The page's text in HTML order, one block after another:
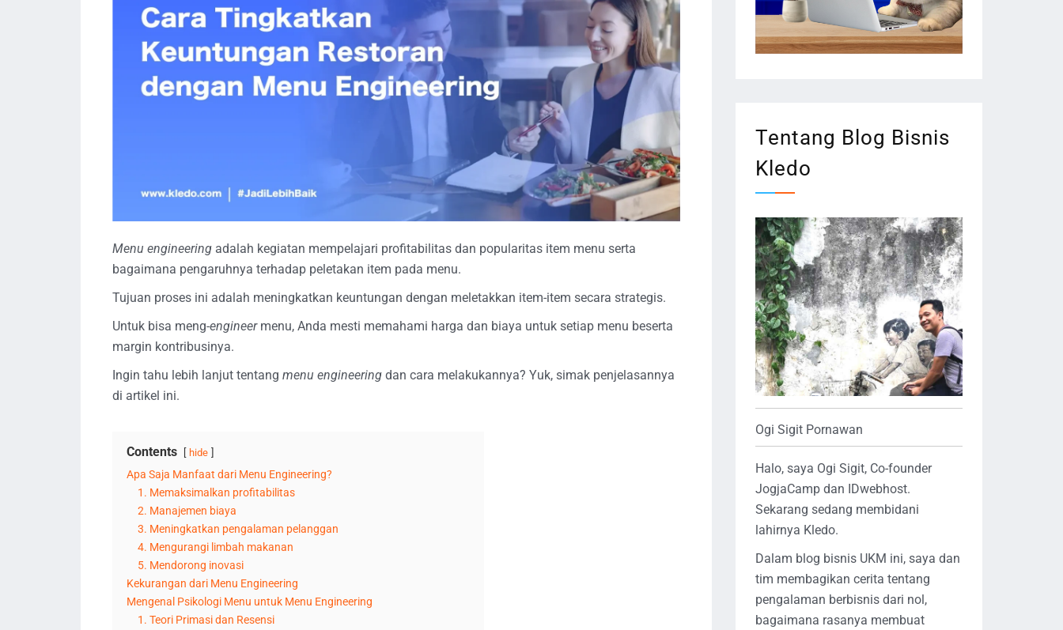
Menu engineering adalah kegiatan mempelajari profitabilitas dan popularitas item menu serta
bagaimana pengaruhnya terhadap peletakan item pada menu.
Tujuan proses ini adalah meningkatkan keuntungan dengan meletakkan item-item secara strategis.
Untuk bisa meng-engineermenu, Anda mesti memahami harga dan biaya untuk setiap menu beserta
margin kontribusinya.
Ingin tahu lebih lanjut tentang menu engineering dan cara melakukannya? Yuk, simak penjelasannya
di artikel ini.
Contents hide
Apa Saja Manfaat dari Menu Engineering?
1. Memaksimalkan profitabilitas
2. Manajemen biaya
3. Meningkatkan pengalaman pelanggan
4. Mengurangi limbah makanan
5. Mendorong inovasi
Kekurangan dari Menu Engineering
Mengenal Psikologi Menu untuk Menu Engineering
1. Teori Primasi dan Resensi
Tentang Blog Bisnis
Kledo
Ogi Sigit Pornawan
Halo, saya Ogi Sigit, Co-founder
JogjaCamp dan IDwebhost.
Sekarang sedang membidani
lahirnya Kledo.
Dalam blog bisnis UKM ini, saya dan
tim membagikan cerita tentang
pengalaman berbisnis dari nol,
bagaimana rasanya membuat